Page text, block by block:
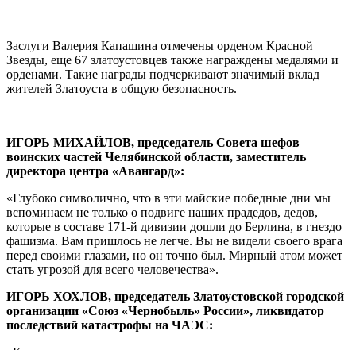
Заслуги Валерия Капашина отмечены орденом Красной
Звезды, еще 67 златоустовцев также награждены медалями и
орденами. Такие награды подчеркивают значимый вклад
жителей Златоуста в общую безопасность.
ИГОРЬ МИХАЙЛОВ, председатель Совета шефов
воинских частей Челябинской области, заместитель
директора центра «Авангард»:
«Глубоко символично, что в эти майские победные дни мы
вспоминаем не только о подвиге наших прадедов, дедов,
которые в составе 171-й дивизии дошли до Берлина, в гнездо
фашизма. Вам пришлось не легче. Вы не видели своего врага
перед своими глазами, но он точно был. Мирный атом может
стать угрозой для всего человечества».
ИГОРЬ ХОХЛОВ, председатель Златоустовской городской
организации «Союз «Чернобыль» России», ликвидатор
последствий катастрофы на ЧАЭС: